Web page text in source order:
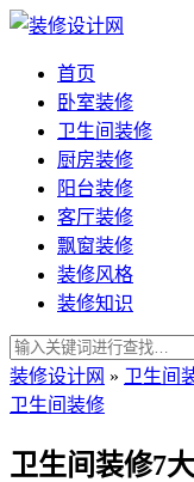
首页
卧室装修
卫生间装修
厨房装修
阳台装修
客厅装修
飘窗装修
装修风格
装修知识
装修设计网 » 卫生间
卫生间装修
卫生间装修7